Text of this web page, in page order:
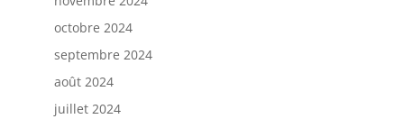
octobre 2024
septembre 2024
août 2024
juillet 2024